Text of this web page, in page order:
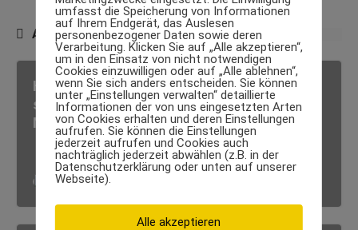
AUSSERDEM SPANNEND:
Hightech für exklusive Trainingskonzepte –
so setzt das digitale Höhentraining neue
Maßstäbe
Luxus Body
umfasst die Speicherung von Informationen
auf Ihrem Endgerät, das Auslesen
personenbezogener Daten sowie deren
Verarbeitung. Klicken Sie auf „Alle akzeptieren“,
um in den Einsatz von nicht notwendigen
Cookies einzuwilligen oder auf „Alle ablehnen“,
wenn Sie sich anders entscheiden. Sie können
unter „Einstellungen verwalten“ detaillierte
Informationen der von uns eingesetzten Arten
von Cookies erhalten und deren Einstellungen
aufrufen. Sie können die Einstellungen
jederzeit aufrufen und Cookies auch
nachträglich jederzeit abwählen (z.B. in der
Datenschutzerklärung oder unten auf unserer
Webseite).
Alle akzeptieren